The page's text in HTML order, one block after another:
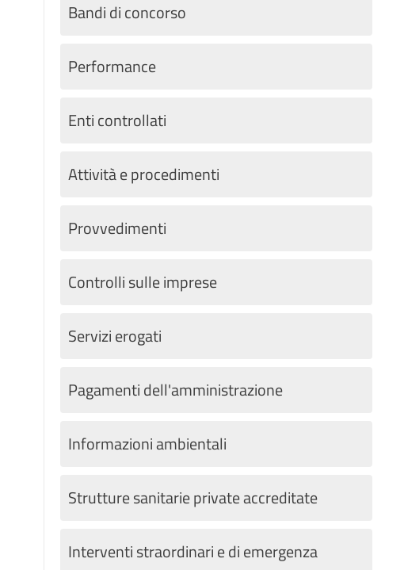
Bandi di concorso
Performance
Enti controllati
Attività e procedimenti
Provvedimenti
Controlli sulle imprese
Servizi erogati
Pagamenti dell'amministrazione
Informazioni ambientali
Strutture sanitarie private accreditate
Interventi straordinari e di emergenza